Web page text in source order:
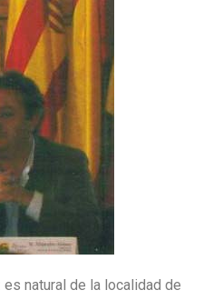
natural de la localidad de